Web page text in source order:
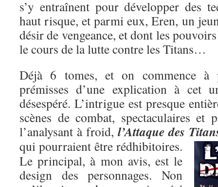
s’y entraînent pour développer des
haut risque, et parmi eux, Eren, un
désir de vengeance, et dont les
le cours de la lutte contre les Titans…
Déjà 6 tomes, et on commence à
prémisses d’une explication à cet
désespéré. L’intrigue est presque
scènes de combat, spectaculaires et
l’analysant à froid, l’Attaque des
qui pourraient être rédhibitoires.
Le principal, à mon avis, est le
design des personnages. Non